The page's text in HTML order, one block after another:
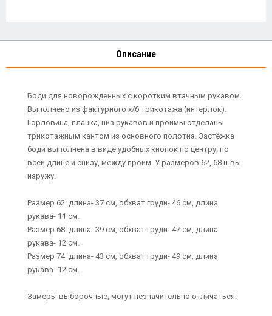
Описание
Боди для новорожденных с коротким втачным рукавом.
Выполнено из фактурного х/б трикотажа (интерлок).
Горловина, планка, низ рукавов и проймы отделаны
трикотажным кантом из основного полотна. Застёжка
боди выполнена в виде удобных кнопок по центру, по
всей длине и снизу, между пройм. У размеров 62, 68 швы
наружу.
Размер 62: длина- 37 см, обхват груди- 46 см, длина
рукава- 11 см.
Размер 68: длина- 39 см, обхват груди- 47 см, длина
рукава- 12 см.
Размер 74: длина- 43 см, обхват груди- 49 см, длина
рукава- 12 см.
Замеры выборочные, могут незначительно отличаться.